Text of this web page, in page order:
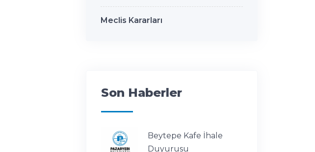
Meclis Kararları
Son Haberler
Beytepe Kafe İhale
Duyurusu